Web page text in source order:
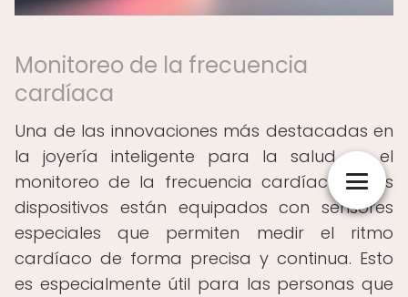
Monitoreo de la frecuencia
cardíaca
Una de las innovaciones más destacadas en
la joyería inteligente para la salud es el
monitoreo de la frecuencia cardíaca. Estos
dispositivos están equipados con sensores
especiales que permiten medir el ritmo
cardíaco de forma precisa y continua. Esto
es especialmente útil para las personas que